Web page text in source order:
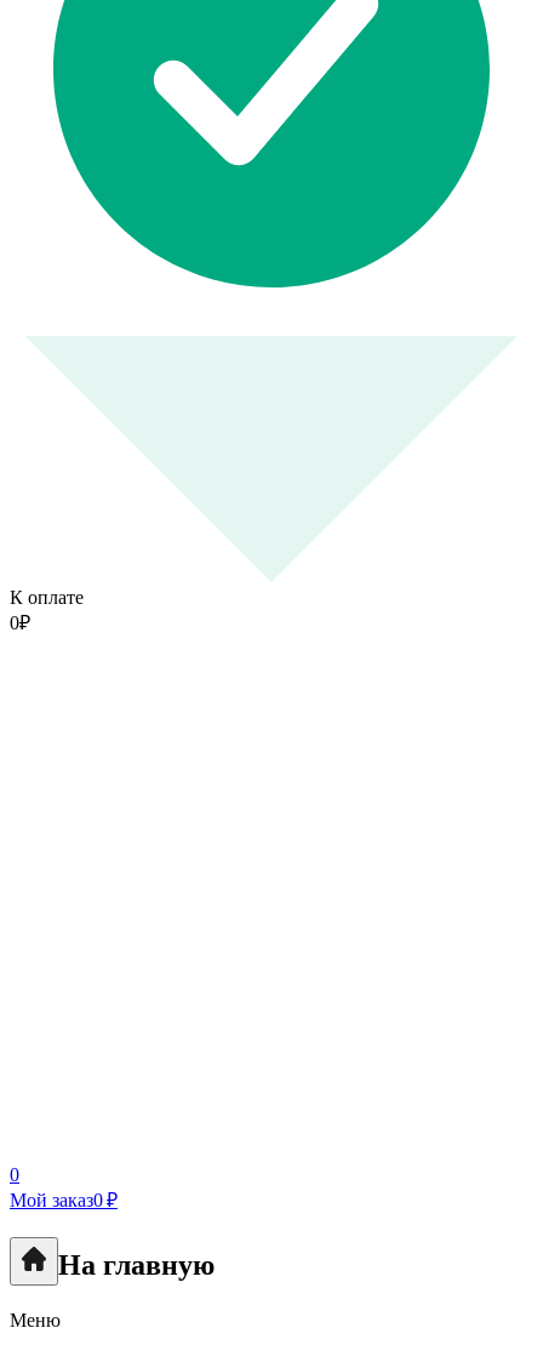
К оплате
0₽
0
Мой заказ0 ₽
На главную
Меню